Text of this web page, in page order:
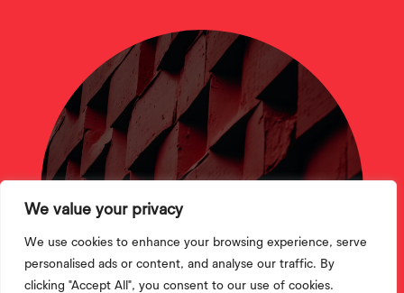
We value your privacy
We use cookies to enhance your browsing experience, serve
personalised ads or content, and analyse our traffic. By
clicking "Accept All", you consent to our use of cookies.